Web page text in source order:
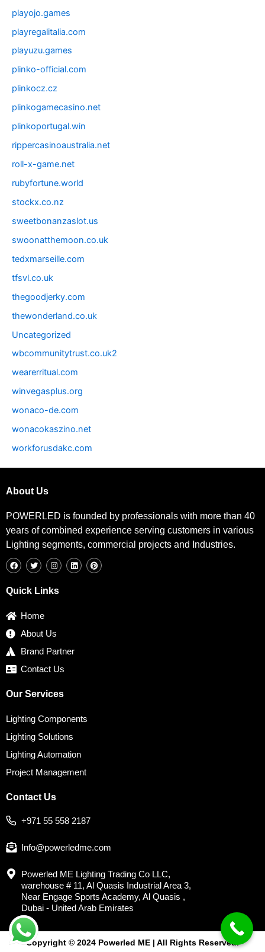
playojo.games
playregalitalia.com
playuzu.games
plinko-official.com
plinkocz.cz
plinkogamecasino.net
plinkoportugal.win
rippercasinoaustralia.net
roll-x-game.net
rubyfortune.world
stockx.co.nz
sweetbonanzaslot.us
swoonatthemoon.co.uk
tedxmarseille.com
tfsvl.co.uk
thegoodjerky.com
thewonderland.co.uk
Uncategorized
wbcommunitytrust.co.uk2
wearerritual.com
winvegasplus.org
wonaco-de.com
wonacokaszino.net
workforusdakc.com
About Us
POWERLED is founded by professionals with more than 40
years of combined experience serving customers in various
Lighting segments, commercial projects and Industries.
a
c
o
w
i
t
e
n
s
g
i
n
i
n
Quick Links
Home
About Us
Brand Partner
Contact Us
Our Services
Lighting Components
Lighting Solutions
Lighting Automation
Project Management
Contact Us
+971 55 558 2187
Info@powerledme.com
Powerled ME Lighting Trading Co LLC,
warehouse # 11, Al Quasis Industrial Area 3,
Near Engage Sports Academy, Al Quasis ,
Dubai - United Arab Emirates
Copyright © 2024 Powerled ME | All Rights Reserved.